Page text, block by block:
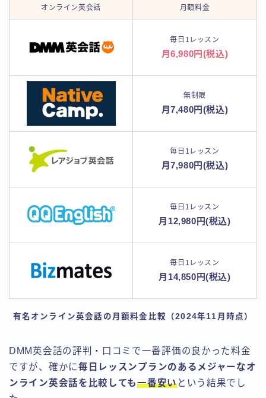
オンライン英会話 月額料金
毎日1レッスン
月6,980円(税込)
無制限
月7,480円(税込)
毎日1レッスン
月7,980円(税込)
毎日1レッスン
月12,980円(税込)
毎日1レッスン
月14,850円(税込)
有名オンライン英会話の月額料金比較（2024年11月時点）
DMM英会話の評判・口コミで一番評価の良かった料金
ですが、確かに毎日レッスンプランのあるメジャーなオ
ンライン英会話を比較しても一番安いという結果でし